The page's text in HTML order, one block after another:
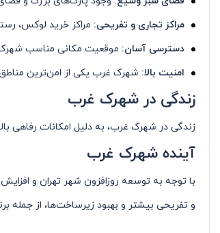
مراکز تجاری و تفریحی: مراکز خرید لوکس،
دسترسی آسان: موقعیت مکانی مناسب شهرک
امنیت بالا: شهرک غرب یکی از امن‌ترین
زندگی در شهرک غرب
زندگی در شهرک غرب، به دلیل امکانات رفاهی
آینده شهرک غرب
با توجه به توسعه روزافزون شهر تهران و
و تفریحی بیشتر و بهبود زیرساخت‌ها، از جمله